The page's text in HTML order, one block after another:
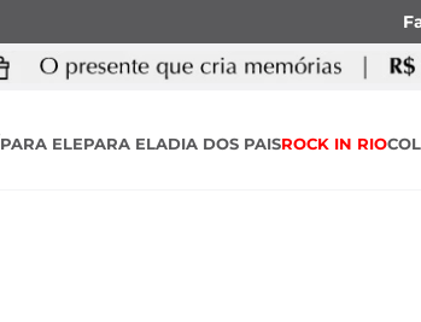
PARA ELEPARA ELADIA DOS PAISROCK IN RIO